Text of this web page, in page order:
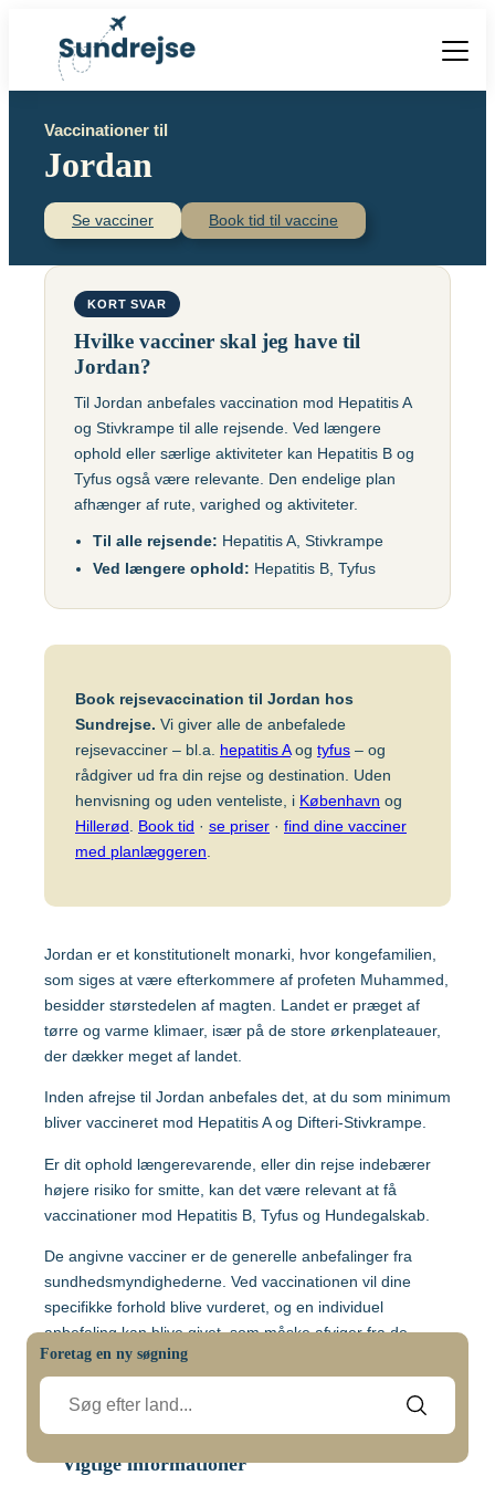
Vacciner
Vacciner
Centraleuropæisk
Hjernebetændelse
(TBE)
Chikungunyavaccine
(Ixchiq)
Denguefeber
Gul feber
Helvedesild (Zoster)
Ambirix
Hepatitis B
HPV
Hundegalskab –
Rabies
hjernebetændelse
Malaria
Meningokokker
(ACWY)
MFR (MMR)
Mpox-vaccine
(Imvanex)
Respiratorisk
Syncytialvirus (RSV)
Skoldkopper (Chicken
Pox)
Stivkrampe (Difteri-
Vaccination af gravide
Vaccination af børn
Mere viden om
Lommebogen – Din korte rejseguide
Destinationer
Find over 240 destinationer!
Populære destinationer
Cambodja
Ghana
Indien
Indonesien
Japan
Malaysia
Mozambique
Myanmar
Nepal
Nigeria
Peru
Sri Lanka
Sydafrika
Priser
Vaccinationer til
Jordan
Se vacciner Book tid til vaccine
KORT SVAR
Hvilke vacciner skal jeg have til
Jordan?
Til Jordan anbefales vaccination mod Hepatitis A
og Stivkrampe til alle rejsende. Ved længere
ophold eller særlige aktiviteter kan Hepatitis B og
Tyfus også være relevante. Den endelige plan
afhænger af rute, varighed og aktiviteter.
Til alle rejsende: Hepatitis A, Stivkrampe
Ved længere ophold: Hepatitis B, Tyfus
Book rejsevaccination til Jordan hos
Sundrejse. Vi giver alle de anbefalede
rejsevacciner – bl.a. hepatitis Aog tyfus – og
rådgiver ud fra din rejse og destination. Uden
henvisning og uden venteliste, i København og
Hillerød
Book tid · se priser · find dine vacciner
med planlæggeren
Jordan er et konstitutionelt monarki, hvor kongefamilien,
som siges at være efterkommere af profeten Muhammed,
besidder størstedelen af magten. Landet er præget af
tørre og varme klimaer, især på de store ørkenplateauer,
der dækker meget af landet.
Inden afrejse til Jordan anbefales det, at du som minimum
bliver vaccineret mod Hepatitis A og Difteri-Stivkrampe.
Er dit ophold længerevarende, eller din rejse indebærer
højere risiko for smitte, kan det være relevant at få
vaccinationer mod Hepatitis B, Tyfus og Hundegalskab.
De angivne vacciner er de generelle anbefalinger fra
sundhedsmyndighederne. Ved vaccinationen vil dine
specifikke forhold blive vurderet, og en individuel
anbefaling kan blive givet, som måske afviger fra de
generelle anbefalinger.
Malaria:
Vigtige informationer
Foretag en ny søgning